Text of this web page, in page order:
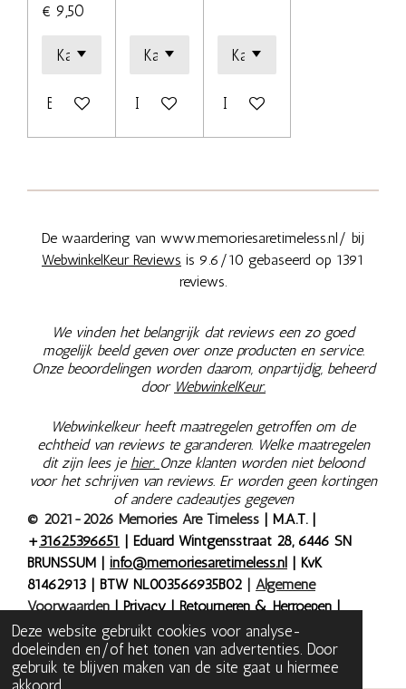
Deze website gebruikt cookies voor analyse-
doeleinden en/of het tonen van advertenties. Door
gebruik te blijven maken van de site gaat u hiermee
€ 9,50
Bekijk details In winkelwagenIn winkelwagen
De waardering van www.memoriesaretimeless.nl/ bij
WebwinkelKeur Reviews is 9.6/10 gebaseerd op 1391
reviews.
We vinden het belangrijk dat reviews een zo goed
mogelijk beeld geven over onze producten en service.
Onze beoordelingen worden daarom, onpartijdig, beheerd
door WebwinkelKeur.
Webwinkelkeur heeft maatregelen getroffen om de
echtheid van reviews te garanderen. Welke maatregelen
dit zijn lees je hier. Onze klanten worden niet beloond
voor het schrijven van reviews. Er worden geen kortingen
of andere cadeautjes gegeven
© 2021-2026 Memories Are Timeless | M.A.T. |
+31625396651 | Eduard Wintgensstraat 28, 6446 SN
BRUNSSUM | info@memoriesaretimeless.nl | KvK
81462913 | BTW NL003566935B02 | Algemene
Voorwaarden|Privacy|Retourneren & Herroepen|
Bestelling herroepen| Onze prijzen zijn inclusief 9% of
21% BTW, tenzij anders aangegeven.